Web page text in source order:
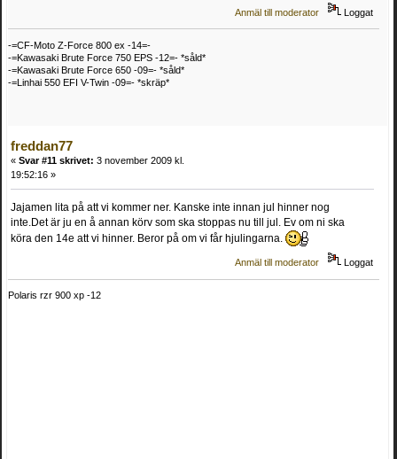
Anmäl till moderator Loggat
-=CF-Moto Z-Force 800 ex -14=-
-=Kawasaki Brute Force 750 EPS -12=- *såld*
-=Kawasaki Brute Force 650 -09=- *såld*
-=Linhai 550 EFI V-Twin -09=- *skräp*
freddan77
« Svar #11 skrivet: 3 november 2009 kl.
19:52:16 »
Jajamen lita på att vi kommer ner. Kanske inte innan jul hinner nog
inte.Det är ju en å annan körv som ska stoppas nu till jul. Ev om ni ska
köra den 14e att vi hinner. Beror på om vi får hjulingarna.
Anmäl till moderator Loggat
Polaris rzr 900 xp -12